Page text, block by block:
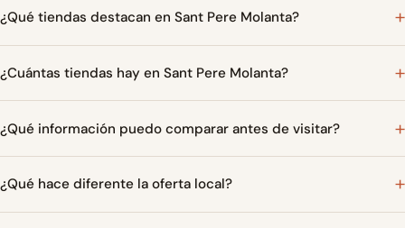
¿Qué tiendas destacan en Sant Pere Molanta?
¿Cuántas tiendas hay en Sant Pere Molanta?
¿Qué información puedo comparar antes de visitar?
¿Qué hace diferente la oferta local?